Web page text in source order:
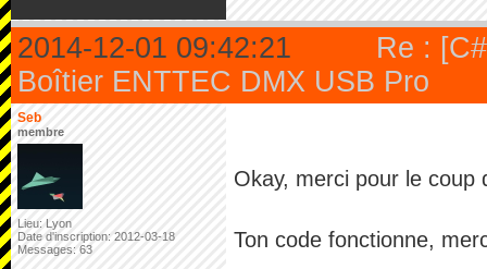
2014-12-01 09:42:21
Re :
Boîtier ENTTEC DMX USB Pro
Seb
membre
Lieu: Lyon
Date d'inscription: 2012-03-18
Messages: 63
Okay, merci pour le
Ton code fonctionne,